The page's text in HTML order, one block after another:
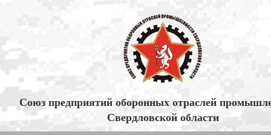
Союз предприятий оборонных отраслей
Свердловской области